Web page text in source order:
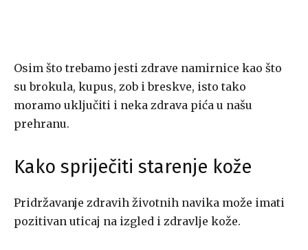
Osim što trebamo jesti zdrave namirnice kao što
su brokula, kupus, zob i breskve, isto tako
moramo uključiti i neka zdrava pića u našu
prehranu.
Kako spriječiti starenje kože
Pridržavanje zdravih životnih navika može imati
pozitivan uticaj na izgled i zdravlje kože.